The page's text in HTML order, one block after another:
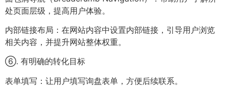
处页面层级，提高用户体验。
内部链接布局：在网站内容中设置内部链接，引导用户浏览
相关内容，并提升网站整体权重。
⑥. 有明确的转化目标
表单填写：让用户填写询盘表单，方便后续联系。